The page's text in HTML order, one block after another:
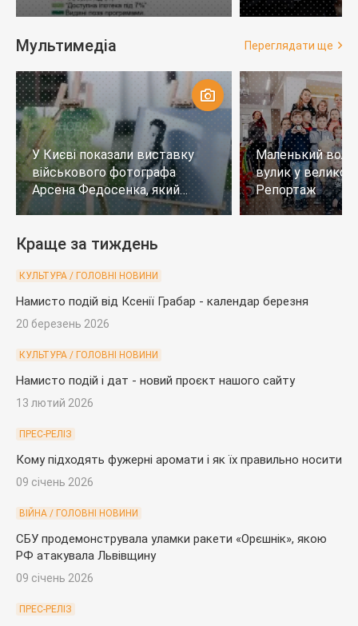
років
тих, хто не
Мультимедіа Переглядати ще
У Києві показали виставку
військового фотографа
Арсена Федосенка, який
загинув на війні
Маленький
вулик у
Репортаж
Краще за тиждень
КУЛЬТУРА / ГОЛОВНІ НОВИНИ
Намисто подій від Ксенії Грабар - календар березня
20 березень 2026
КУЛЬТУРА / ГОЛОВНІ НОВИНИ
Намисто подій і дат - новий проєкт нашого сайту
13 лютий 2026
ПРЕС-РЕЛІЗ
Кому підходять фужерні аромати і як їх правильно носити
09 січень 2026
ВІЙНА / ГОЛОВНІ НОВИНИ
СБУ продемонструвала уламки ракети «Орєшнік», якою
РФ атакувала Львівщину
09 січень 2026
ПРЕС-РЕЛІЗ